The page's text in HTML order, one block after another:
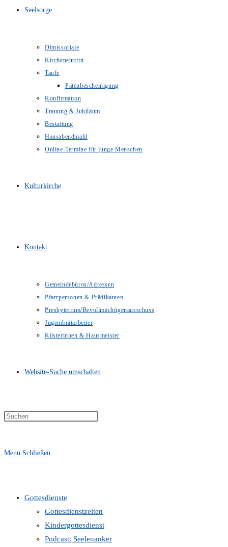
Seelsorge
Dimissoriale
Kircheneintritt
Taufe
Patenbescheinigung
Konfirmation
Trauung & Jubiläum
Bestattung
Hausabendmahl
Online-Termine für junge Menschen
Kulturkirche
Kontakt
Gemeindebüros/Adressen
Pfarrpersonen & Prädikanten
Presbyterium/Bevollmächtigenausschuss
Jugendmitarbeiter
Küsterinnen & Hausmeister
Website-Suche umschalten
Menü Schließen
Gottesdienste
Gottesdienstzeiten
Kindergottesdienst
Podcast: Seelenanker